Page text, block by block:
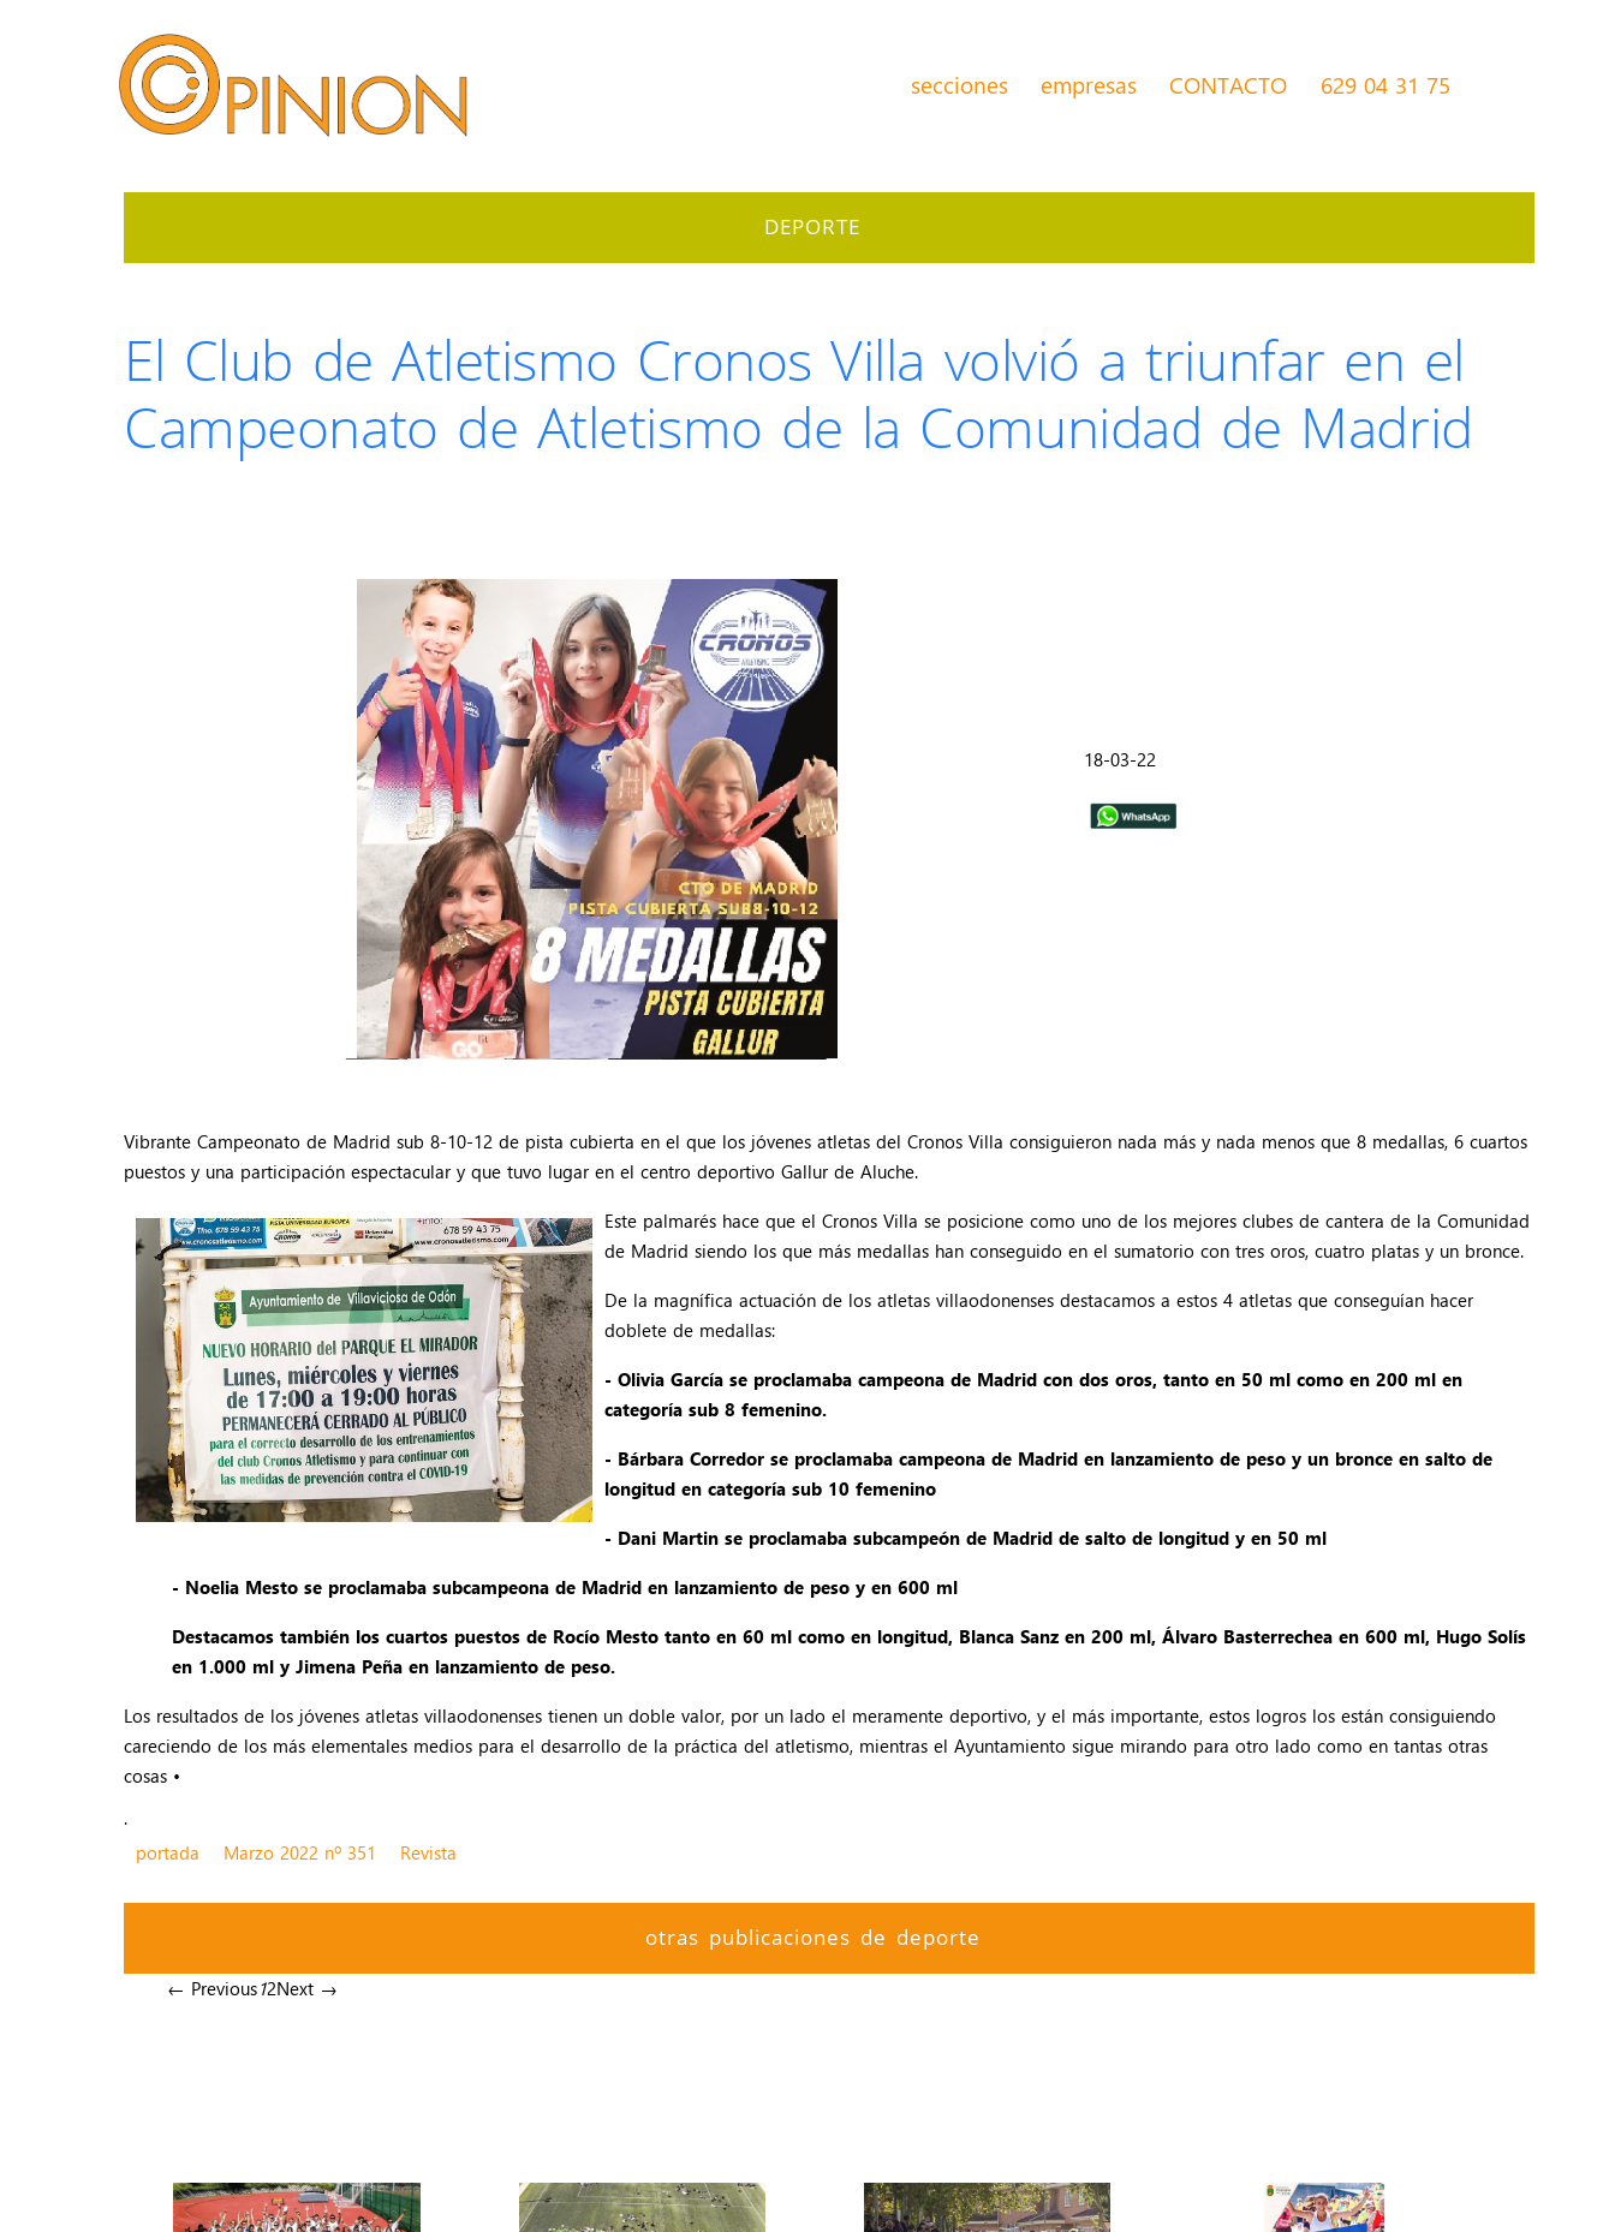
secciones empresas CONTACTO 629 04 31 75
DEPORTE
El Club de Atletismo Cronos Villa volvió a triunfar en el
Campeonato de Atletismo de la Comunidad de Madrid
18-03-22
Vibrante Campeonato de Madrid sub 8-10-12 de pista cubierta en el que los jóvenes atletas del Cronos Villa consiguieron nada más y nada menos que 8 medallas, 6 cuartos
puestos y una participación espectacular y que tuvo lugar en el centro deportivo Gallur de Aluche.
Este palmarés hace que el Cronos Villa se posicione como uno de los mejores clubes de cantera de la Comunidad
de Madrid siendo los que más medallas han conseguido en el sumatorio con tres oros, cuatro platas y un bronce.
De la magnífica actuación de los atletas villaodonenses destacamos a estos 4 atletas que conseguían hacer
doblete de medallas:
- Olivia García se proclamaba campeona de Madrid con dos oros, tanto en 50 ml como en 200 ml en
categoría sub 8 femenino.
- Bárbara Corredor se proclamaba campeona de Madrid en lanzamiento de peso y un bronce en salto de
longitud en categoría sub 10 femenino
- Dani Martin se proclamaba subcampeón de Madrid de salto de longitud y en 50 ml
- Noelia Mesto se proclamaba subcampeona de Madrid en lanzamiento de peso y en 600 ml
Destacamos también los cuartos puestos de Rocío Mesto tanto en 60 ml como en longitud, Blanca Sanz en 200 ml, Álvaro Basterrechea en 600 ml, Hugo Solís
en 1.000 ml y Jimena Peña en lanzamiento de peso.
Los resultados de los jóvenes atletas villaodonenses tienen un doble valor, por un lado el meramente deportivo, y el más importante, estos logros los están consiguiendo
careciendo de los más elementales medios para el desarrollo de la práctica del atletismo, mientras el Ayuntamiento sigue mirando para otro lado como en tantas otras
cosas •
.
portada
Marzo 2022 nº 351 Revista
otras publicaciones de deporte
← Previous12Next →